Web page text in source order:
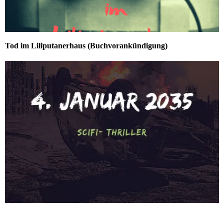
Tod im Liliputanerhaus (Buchvorankündigung)